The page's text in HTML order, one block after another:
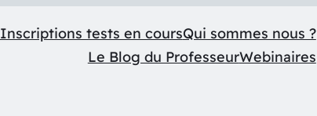
Inscriptions tests en coursQui sommes nous ?
Le Blog du ProfesseurWebinaires